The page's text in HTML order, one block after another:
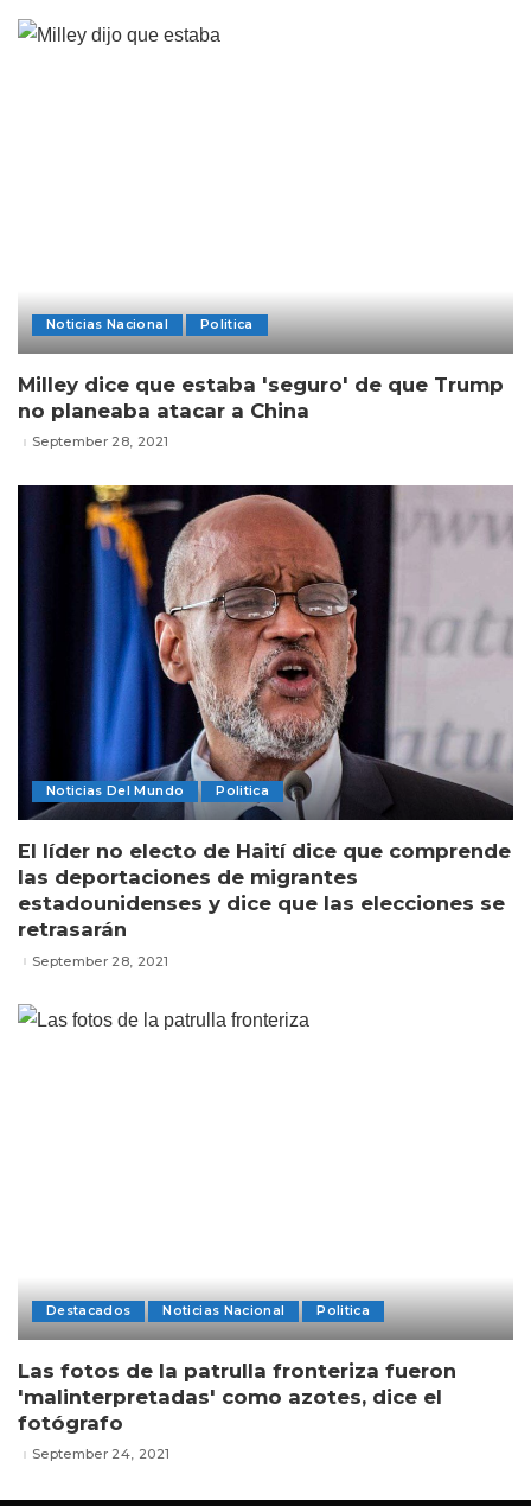
Noticias Nacional Politica
Milley dice que estaba 'seguro' de que Trump
no planeaba atacar a China
September 28, 2021
Noticias Del Mundo Politica
El líder no electo de Haití dice que comprende
las deportaciones de migrantes
estadounidenses y dice que las elecciones se
retrasarán
September 28, 2021
Destacados Noticias Nacional Politica
Las fotos de la patrulla fronteriza fueron
'malinterpretadas' como azotes, dice el
fotógrafo
September 24, 2021